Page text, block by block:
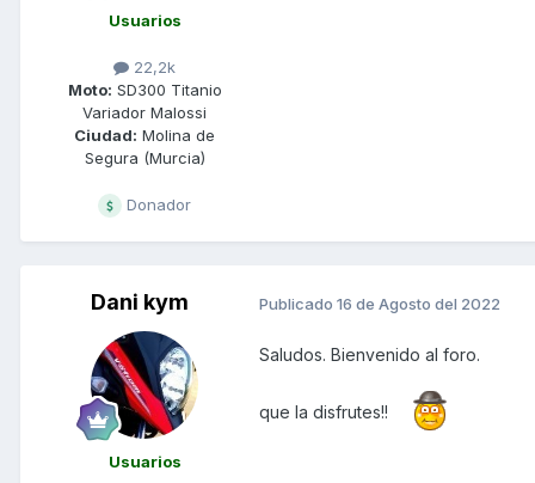
Usuarios
22,2k
Moto: SD300 Titanio
Variador Malossi
Ciudad: Molina de
Segura (Murcia)
Donador
Dani kym
Usuarios
Publicado 16 de Agosto del 2022
Saludos. Bienvenido al foro.
que la disfrutes!!